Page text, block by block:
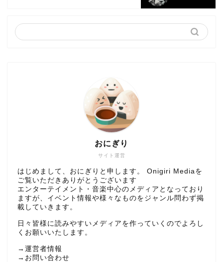
サイト運営
おにぎり
はじめまして、おにぎりと申します。 Onigiri Mediaを
ご覧いただきありがとうございます
エンターテイメント・音楽中心のメディアとなっており
ますが、イベント情報や様々なものをジャンル問わず掲
載していきます。
日々皆様に読みやすいメディアを作っていくのでよろし
くお願いいたします。
→ 運営者情報
→ お問い合わせ